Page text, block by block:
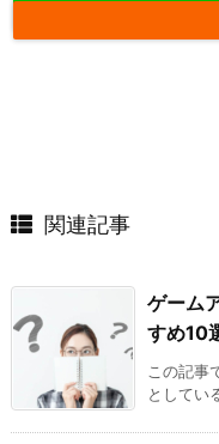
関連記事
ゲーム
すめ10
この記事
としてい